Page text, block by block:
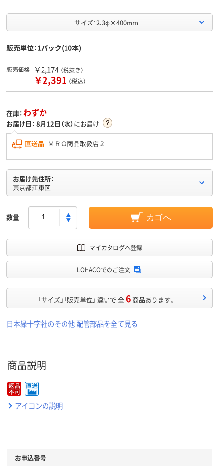
サイズ：2.3φ×400mm
販売単位：1パック(10本)
販売価格 ￥2,174 （税抜き）
￥2,391 （税込）
在庫： わずか
お届け日： 8月12日（水）にお届け
直送品 ＭＲＯ商品取扱店２
お届け先住所：
東京都江東区
数量 カゴへ
マイカタログへ登録
LOHACOでのご注文
「サイズ」「販売単位」 違いで 全6 商品あります。
日本緑十字社のその他 配管部品を全て見る
商品説明
アイコンの説明
お申込番号